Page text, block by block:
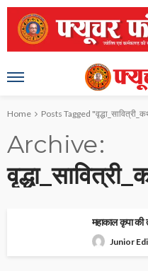
Home Posts Tagged
Archive
महाकाल कृपा की
Junior